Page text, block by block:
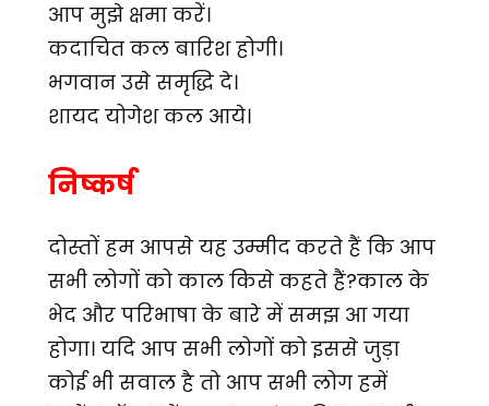
आप मुझे क्षमा करें।
कदाचित कल बारिश होगी।
भगवान उसे समृद्धि दे।
शायद योगेश कल आये।
निष्कर्ष
दोस्तों हम आपसे यह उम्मीद करते हैं कि आप
सभी लोगों को काल किसे कहते हैं?काल के
भेद और परिभाषा के बारे में समझ आ गया
होगा। यदि आप सभी लोगों को इससे जुड़ा
कोई भी सवाल है तो आप सभी लोग हमें